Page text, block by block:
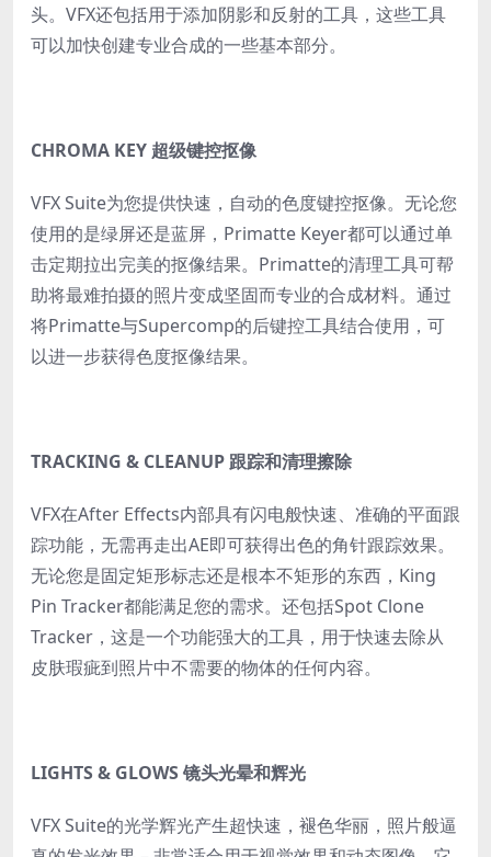
头。VFX还包括用于添加阴影和反射的工具，这些工具
可以加快创建专业合成的一些基本部分。
CHROMA KEY 超级键控抠像
VFX Suite为您提供快速，自动的色度键控抠像。无论您
使用的是绿屏还是蓝屏，Primatte Keyer都可以通过单
击定期拉出完美的抠像结果。Primatte的清理工具可帮
助将最难拍摄的照片变成坚固而专业的合成材料。通过
将Primatte与Supercomp的后键控工具结合使用，可
以进一步获得色度抠像结果。
TRACKING & CLEANUP 跟踪和清理擦除
VFX在After Effects内部具有闪电般快速、准确的平面跟
踪功能，无需再走出AE即可获得出色的角针跟踪效果。
无论您是固定矩形标志还是根本不矩形的东西，King
Pin Tracker都能满足您的需求。还包括Spot Clone
Tracker，这是一个功能强大的工具，用于快速去除从
皮肤瑕疵到照片中不需要的物体的任何内容。
LIGHTS & GLOWS 镜头光晕和辉光
VFX Suite的光学辉光产生超快速，褪色华丽，照片般逼